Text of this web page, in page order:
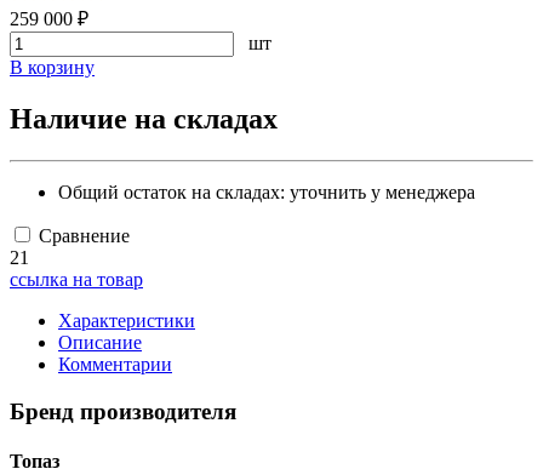
259 000 ₽
шт
В корзину
Наличие на складах
Общий остаток на складах: уточнить у менеджера
Сравнение
21
ссылка на товар
Характеристики
Описание
Комментарии
Бренд производителя
Топаз